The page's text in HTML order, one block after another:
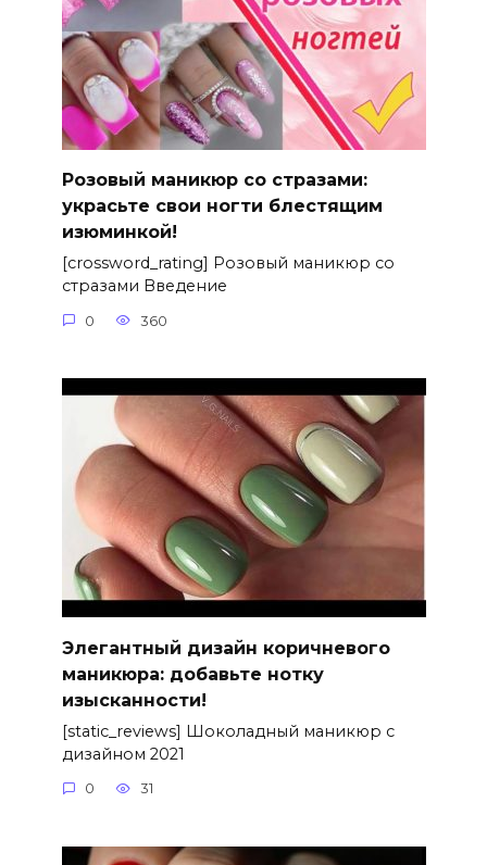
Розовый маникюр со стразами:
украсьте свои ногти блестящим
изюминкой!
[crossword_rating] Розовый маникюр со
стразами Введение
0 360
Элегантный дизайн коричневого
маникюра: добавьте нотку
изысканности!
[static_reviews] Шоколадный маникюр с
дизайном 2021
0 31